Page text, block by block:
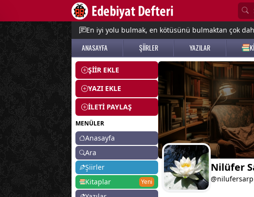
En iyi yolu bulmak, en kötüsünü bulmaktan çok
ANASAYFA ŞİİRLER YAZILAR
ŞİİR EKLE
YAZI EKLE
İLETİ PAYLAŞ
MENÜLER
Anasayfa
Ara
Şiirler
Kitaplar
Yeni
Nilüfer
@nilufersarp
menu